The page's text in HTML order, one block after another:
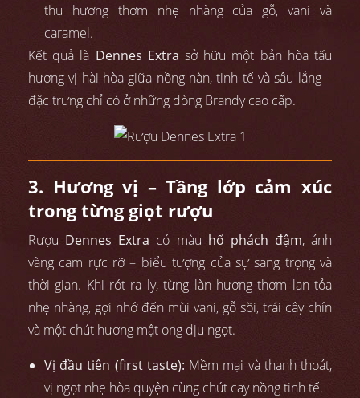
thụ hương thơm nhẹ nhàng của gỗ, vani và
caramel.
Kết quả là Dennes Extra sở hữu một bản hòa tấu
hương vị hài hòa giữa nồng nàn, tinh tế và sâu lắng –
đặc trưng chỉ có ở những dòng Brandy cao cấp.
3. Hương vị – Tầng lớp cảm xúc
trong từng giọt rượu
Rượu Dennes Extra có màu hổ phách đậm, ánh
vàng cam rực rỡ – biểu tượng của sự sang trọng và
thời gian. Khi rót ra ly, từng làn hương thơm lan tỏa
nhẹ nhàng, gợi nhớ đến mùi vani, gỗ sồi, trái cây chín
và một chút hương mật ong dịu ngọt.
Vị đầu tiên (first taste): Mềm mại và thanh thoát,
vị ngọt nhẹ hòa quyện cùng chút cay nồng tinh tế.